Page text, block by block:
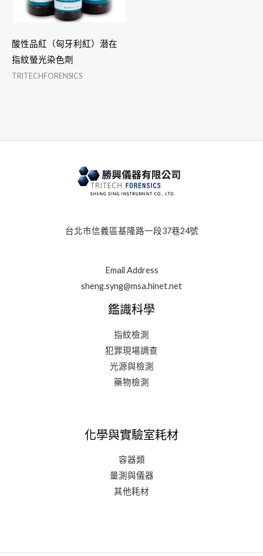
酸性品紅（匈牙利紅）潜在
指紋螢光染色劑
TRITECHFORENSICS
台北市信義區基隆路一段37巷24號
Email Address
sheng.syng@msa.hinet.net
鑑識科學
指紋檢測
犯罪現場調查
光源與檢測
藥物檢測
化學與實驗室耗材
容器類
量測與儀器
其他耗材